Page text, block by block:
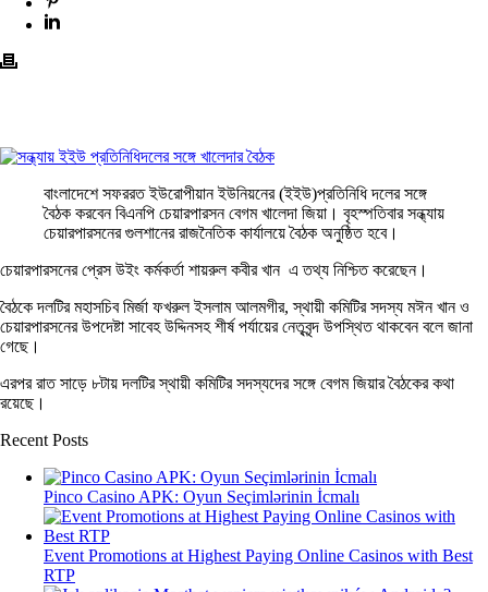
বাংলাদেশে সফররত ইউরোপীয়ান ইউনিয়নের (ইইউ)প্রতিনিধি দলের সঙ্গে
বৈঠক করবেন বিএনপি চেয়ারপারসন বেগম খালেদা জিয়া। বৃহস্পতিবার সন্ধ্যায়
চেয়ারপারসনের গুলশানের রাজনৈতিক কার্যালয়ে বৈঠক অনুষ্ঠিত হবে।
চেয়ারপারসনের প্রেস উইং কর্মকর্তা শায়রুল কবীর খান এ তথ্য নিশ্চিত করেছেন।
বৈঠকে দলটির মহাসচিব মির্জা ফখরুল ইসলাম আলমগীর, স্থায়ী কমিটির সদস্য মঈন খান ও
চেয়ারপারসনের উপদেষ্টা সাবেহ উদ্দিনসহ শীর্ষ পর্যায়ের নেতৃবৃন্দ উপস্থিত থাকবেন বলে জানা
গেছে।
এরপর রাত সাড়ে ৮টায় দলটির স্থায়ী কমিটির সদস্যদের সঙ্গে বেগম জিয়ার বৈঠকের কথা
রয়েছে।
Recent Posts
Pinco Casino APK: Oyun Seçimlərinin İcmalı
Event Promotions at Highest Paying Online Casinos with Best
RTP